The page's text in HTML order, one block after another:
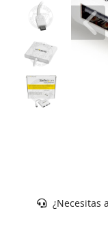
¿Necesitas